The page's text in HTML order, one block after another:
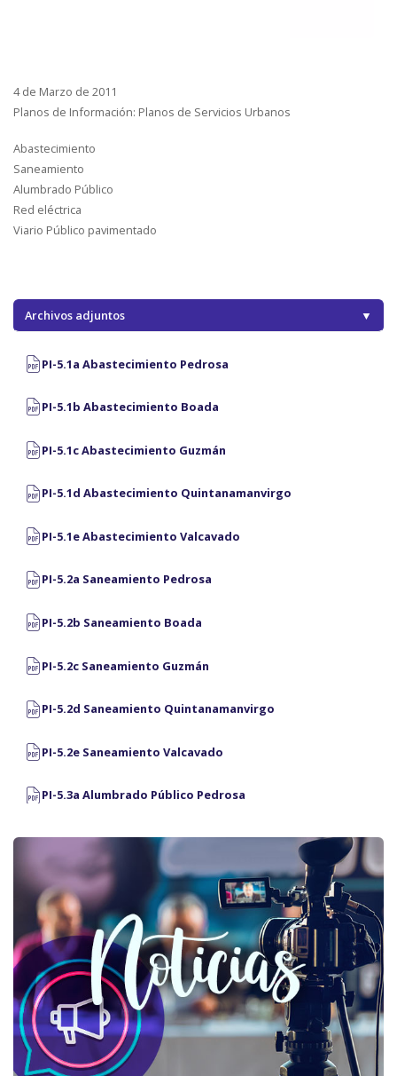
4 de Marzo de 2011
Planos de Información: Planos de Servicios Urbanos
Abastecimiento
Saneamiento
Alumbrado Público
Red eléctrica
Viario Público pavimentado
Archivos adjuntos ▼
PI-5.1a Abastecimiento Pedrosa
PI-5.1b Abastecimiento Boada
PI-5.1c Abastecimiento Guzmán
PI-5.1d Abastecimiento Quintanamanvirgo
PI-5.1e Abastecimiento Valcavado
PI-5.2a Saneamiento Pedrosa
PI-5.2b Saneamiento Boada
PI-5.2c Saneamiento Guzmán
PI-5.2d Saneamiento Quintanamanvirgo
PI-5.2e Saneamiento Valcavado
PI-5.3a Alumbrado Público Pedrosa
PI-5.3b Red eléctrica Boada
PI-5.3c Saneamiento Pluviales Guzmán
PI-5.3d Alumbrado Público Quintanamanvirgo
PI-5.3e Red eléctrica Valcavado
PI-5.4a Viario Público pavimentado Pedrosa
PI-5.4b Alumbrado Público Boada